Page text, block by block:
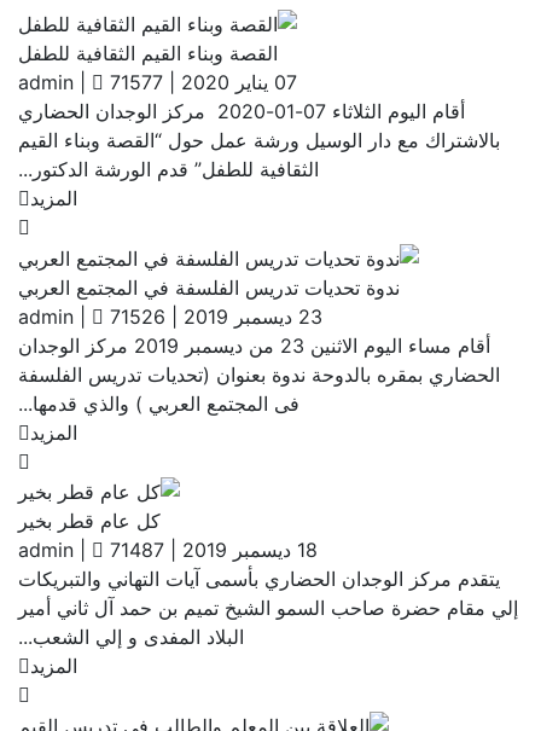
القصة وبناء القيم الثقافية للطفل
07 يناير 2020
|
admin |
71577
أقام اليوم الثلاثاء 07-01-2020 مركز الوجدان الحضاري
بالاشتراك مع دار الوسيل ورشة عمل حول “القصة وبناء القيم
الثقافية للطفل” قدم الورشة الدكتور...
المزيد
ندوة تحديات تدريس الفلسفة في المجتمع العربي
23 ديسمبر 2019
|
admin |
71526
أقام مساء اليوم الاثنين 23 من ديسمبر 2019 مركز الوجدان
الحضاري بمقره بالدوحة ندوة بعنوان (تحديات تدريس الفلسفة
فى المجتمع العربي ) والذي قدمها...
المزيد
كل عام قطر بخير
18 ديسمبر 2019
|
admin |
71487
يتقدم مركز الوجدان الحضاري بأسمى آيات التهاني والتبريكات
إلي مقام حضرة صاحب السمو الشيخ تميم بن حمد آل ثاني أمير
البلاد المفدى و إلي الشعب...
المزيد